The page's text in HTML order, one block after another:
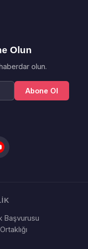
Olun
olun.
Abone Ol
Başvurusu